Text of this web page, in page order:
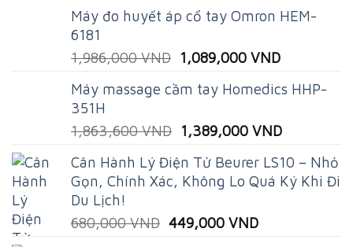
was:
is:
Máy đo huyết áp cổ tay Omron HEM-
6181
1,986,000VND Original
was:
1,089,000 VNDCurrent
is:
Máy massage cầm tay Homedics HHP-
351H
1,863,600VND Original
was:
1,863,600 VND.
1,389,000 VNDCurrent
is:
1,389,000
Cân Hành Lý Điện Tử Beurer LS10 – Nhỏ
Gọn, Chính Xác, Không Lo Quá Ký Khi Đi
Du Lịch!
680,000VND Original
449,000 VNDCurrent